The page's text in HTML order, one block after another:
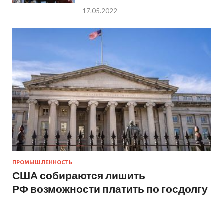
17.05.2022
ПРОМЫШЛЕННОСТЬ
США собираются лишить
РФ возможности платить по госдолгу